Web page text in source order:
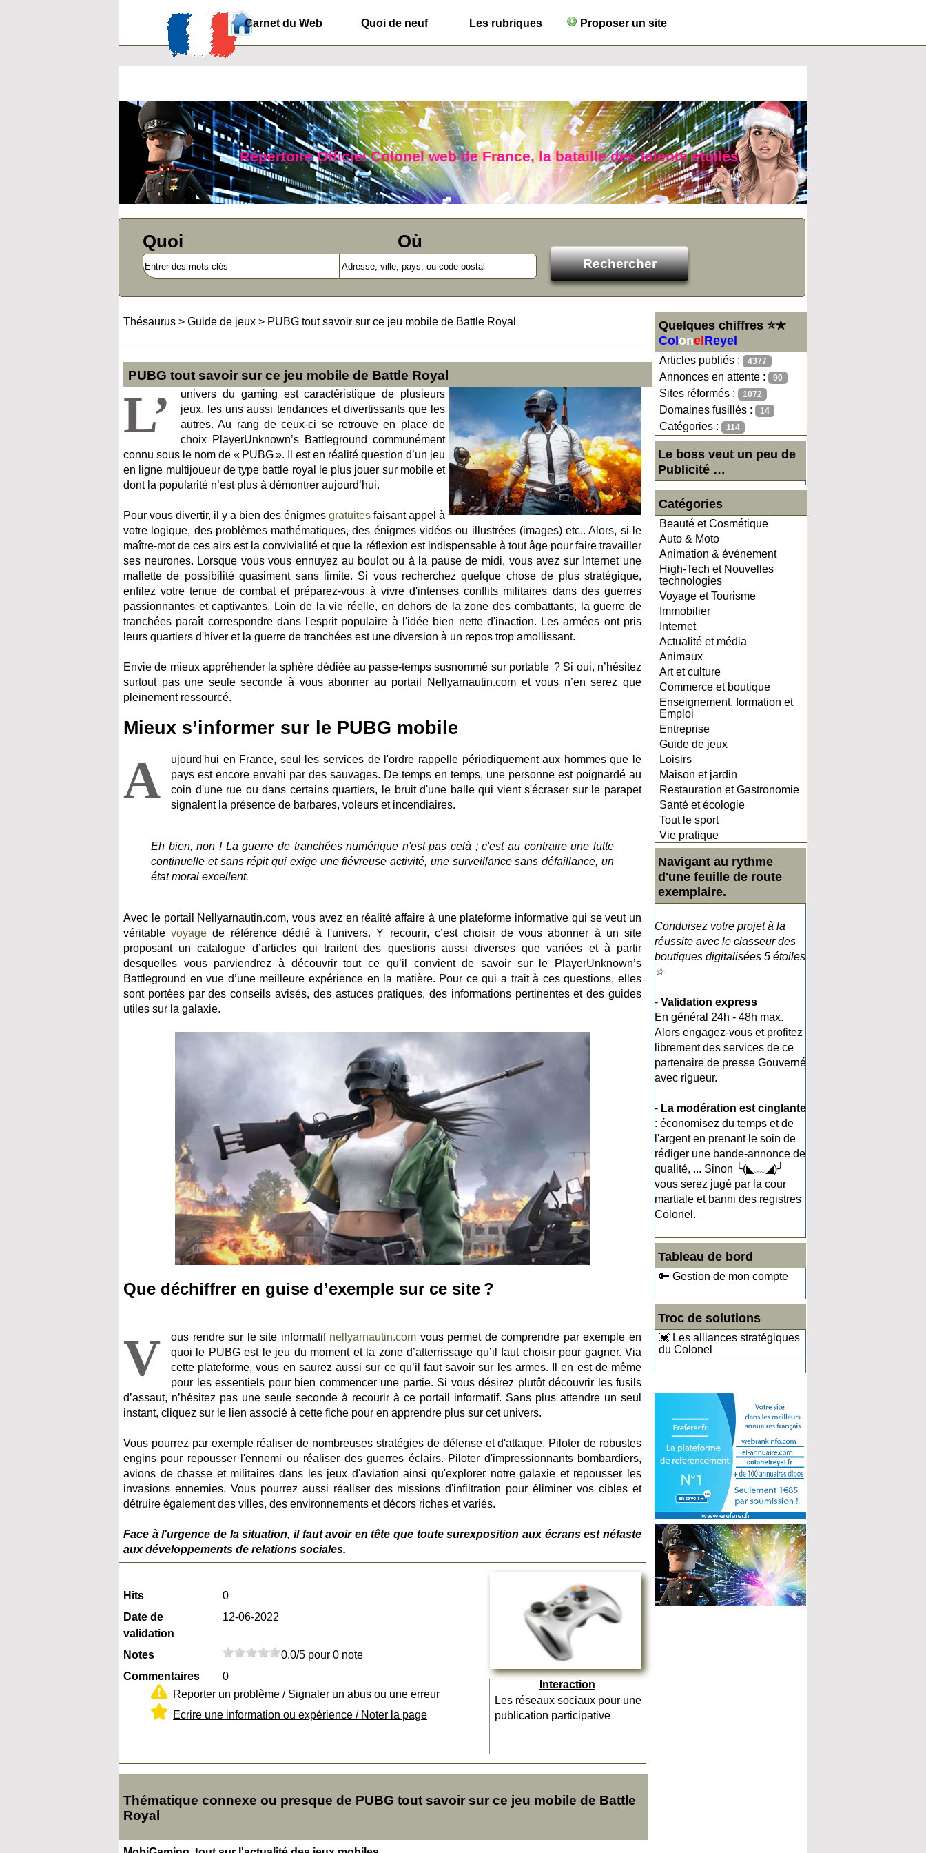
Carnet du Web Quoi de neuf Les rubriques Proposer un site
Répertoire Officiel Colonel web de France, la bataille des talents étoilés
Quoi Où
Quelques chiffres ⭐★
Col onel Reyel
Articles publiés : 4377
Annonces en attente : 90
Sites réformés : 1072
Domaines fusillés : 14
Catégories : 114
Le boss veut un peu de
Publicité …
Catégories
Beauté et Cosmétique
Auto & Moto
Animation & événement
High-Tech et Nouvelles
technologies
Voyage et Tourisme
Immobilier
Internet
Actualité et média
Animaux
Art et culture
Commerce et boutique
Enseignement, formation et
Emploi
Entreprise
Guide de jeux
Loisirs
Maison et jardin
Restauration et Gastronomie
Santé et écologie
Tout le sport
Vie pratique
Navigant au rythme
d'une feuille de route
exemplaire.
Conduisez votre projet à la
réussite avec le classeur des
boutiques digitalisées 5 étoiles
☆
- Validation express
En général 24h - 48h max.
Alors engagez-vous et profitez
librement des services de ce
partenaire de presse Gouverné
avec rigueur.
- La modération est cinglante
: économisez du temps et de
l'argent en prenant le soin de
rédiger une bande-annonce de
qualité, ... Sinon ╰(◣﹏◢)╯
vous serez jugé par la cour
martiale et banni des registres
Colonel.
Tableau de bord
🔑 Gestion de mon compte
Troc de solutions
💓 Les alliances stratégiques
du Colonel
Thésaurus > Guide de jeux > PUBG tout savoir sur ce jeu mobile de Battle Royal
PUBG tout savoir sur ce jeu mobile de Battle Royal
L’
univers du gaming est caractéristique de plusieurs
jeux, les uns aussi tendances et divertissants que les
autres. Au rang de ceux-ci se retrouve en place de
choix PlayerUnknown’s Battleground communément
connu sous le nom de « PUBG ». Il est en réalité question d’un jeu
en ligne multijoueur de type battle royal le plus jouer sur mobile et
dont la popularité n’est plus à démontrer aujourd’hui.
Pour vous divertir, il y a bien des énigmesgratuites faisant appel à
votre logique, des problèmes mathématiques, des énigmes vidéos ou illustrées (images) etc.. Alors, si le
maître-mot de ces airs est la convivialité et que la réflexion est indispensable à tout âge pour faire travailler
ses neurones. Lorsque vous vous ennuyez au boulot ou à la pause de midi, vous avez sur Internet une
mallette de possibilité quasiment sans limite. Si vous recherchez quelque chose de plus stratégique,
enfilez votre tenue de combat et préparez-vous à vivre d'intenses conflits militaires dans des guerres
passionnantes et captivantes. Loin de la vie réelle, en dehors de la zone des combattants, la guerre de
tranchées paraît correspondre dans l'esprit populaire à l'idée bien nette d'inaction. Les armées ont pris
leurs quartiers d'hiver et la guerre de tranchées est une diversion à un repos trop amollissant.
Envie de mieux appréhender la sphère dédiée au passe-temps susnommé sur portable ? Si oui, n’hésitez
surtout pas une seule seconde à vous abonner au portail Nellyarnautin.com et vous n’en serez que
pleinement ressourcé.
Mieux s’informer sur le PUBG mobile
A
ujourd'hui en France, seul les services de l'ordre rappelle périodiquement aux hommes que le
pays est encore envahi par des sauvages. De temps en temps, une personne est poignardé au
coin d'une rue ou dans certains quartiers, le bruit d'une balle qui vient s'écraser sur le parapet
signalent la présence de barbares, voleurs et incendiaires.
Eh bien, non ! La guerre de tranchées numérique n'est pas celà ; c'est au contraire une lutte
continuelle et sans répit qui exige une fiévreuse activité, une surveillance sans défaillance, un
état moral excellent.
Avec le portail Nellyarnautin.com, vous avez en réalité affaire à une plateforme informative qui se veut un
véritablevoyage de référence dédié à l'univers. Y recourir, c’est choisir de vous abonner à un site
proposant un catalogue d’articles qui traitent des questions aussi diverses que variées et à partir
desquelles vous parviendrez à découvrir tout ce qu’il convient de savoir sur le PlayerUnknown’s
Battleground en vue d’une meilleure expérience en la matière. Pour ce qui a trait à ces questions, elles
sont portées par des conseils avisés, des astuces pratiques, des informations pertinentes et des guides
utiles sur la galaxie.
Que déchiffrer en guise d’exemple sur ce site ?
V ous rendre sur le site informatif nellyarnautin.com vous permet de comprendre par exemple en
quoi le PUBG est le jeu du moment et la zone d’atterrissage qu’il faut choisir pour gagner. Via
cette plateforme, vous en saurez aussi sur ce qu’il faut savoir sur les armes. Il en est de même
pour les essentiels pour bien commencer une partie. Si vous désirez plutôt découvrir les fusils
d’assaut, n’hésitez pas une seule seconde à recourir à ce portail informatif. Sans plus attendre un seul
instant, cliquez sur le lien associé à cette fiche pour en apprendre plus sur cet univers.
Vous pourrez par exemple réaliser de nombreuses stratégies de défense et d'attaque. Piloter de robustes
engins pour repousser l'ennemi ou réaliser des guerres éclairs. Piloter d'impressionnants bombardiers,
avions de chasse et militaires dans les jeux d'aviation ainsi qu'explorer notre galaxie et repousser les
invasions ennemies. Vous pourrez aussi réaliser des missions d'infiltration pour éliminer vos cibles et
détruire également des villes, des environnements et décors riches et variés.
Face à l'urgence de la situation, il faut avoir en tête que toute surexposition aux écrans est néfaste
aux développements de relations sociales.
Hits
0
Date de
validation
12-06-2022
Notes
0.0/5 pour 0 note
Commentaires
0
Reporter un problème / Signaler un abus ou une erreur
Ecrire une information ou expérience / Noter la page
Interaction
Les réseaux sociaux pour une
publication participative
Thématique connexe ou presque de PUBG tout savoir sur ce jeu mobile de Battle
Royal